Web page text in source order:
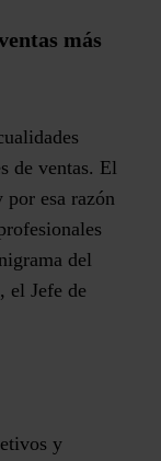
más
de ventas. El
esa razón
del
el Jefe de
y